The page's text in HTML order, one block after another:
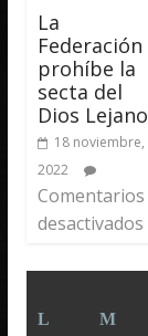
La
Federación
prohíbe la
secta del
Dios Lejano
18 noviembre,
2022
Comentarios
desactivados
L
M